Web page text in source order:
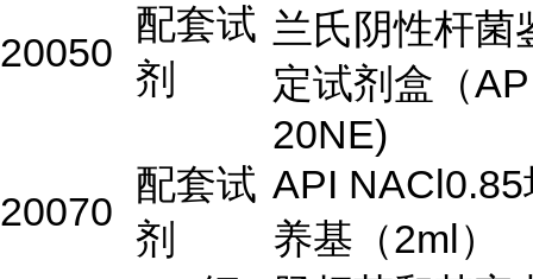
20050
配套试
剂
兰氏阴性杆菌
定试剂盒（
20NE)
20070
配套试
剂
API NACl0.85
养基（2ml）